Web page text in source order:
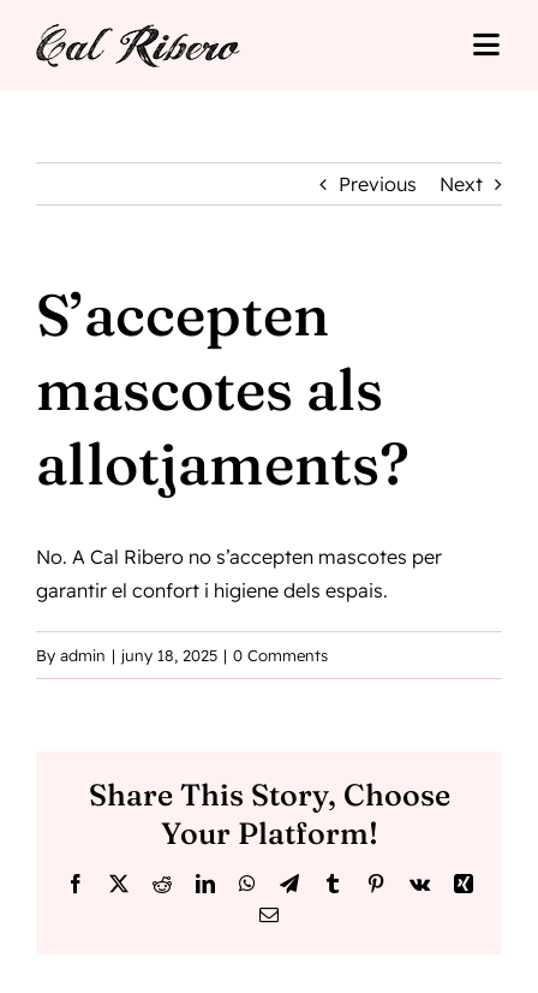
Tarifes
Situació
Contacte
Previous Next
S’accepten
mascotes als
allotjaments?
No. A Cal Ribero no s’accepten mascotes per
garantir el confort i higiene dels espais.
By admin | juny 18, 2025 | 0 Comments
Share This Story, Choose
Your Platform!
Facebook
X RedditLinkedInWhatsApp
TelegramTumblrPinterest
Vk
Xing
Email